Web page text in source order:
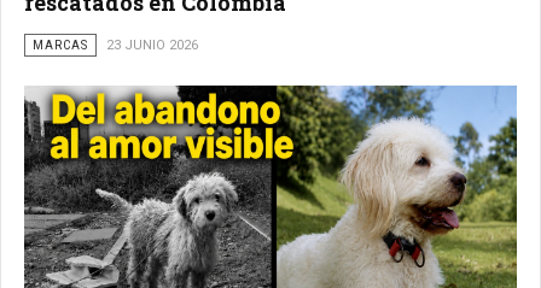
MARCAS 23 JUNIO 2026